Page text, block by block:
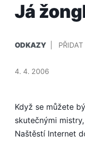
Já
V
ODKAZY
4. 4. 2006
Když se můžete
skutečnými
Naštěstí Internet